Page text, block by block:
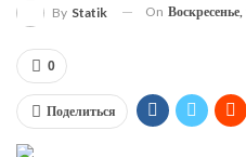
By Statik On
0
Поделиться